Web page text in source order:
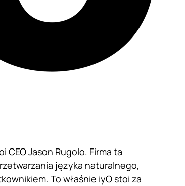
Jason Rugolo. Firma ta
języka naturalnego,
To właśnie iyO stoi za